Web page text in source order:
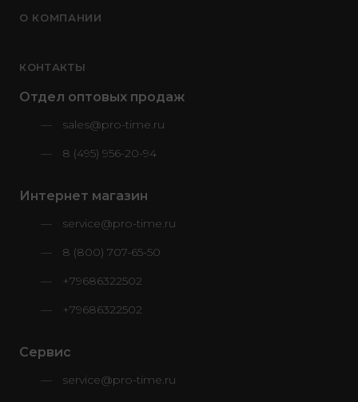
О КОМПАНИИ
КОНТАКТЫ
Отдел оптовых продаж
sales@pro-time.ru
8 (495) 956-20-94
Интернет магазин
service@pro-time.ru
8 (800) 707-65-50
+79686322502
+79686322502
Сервис
service@pro-time.ru